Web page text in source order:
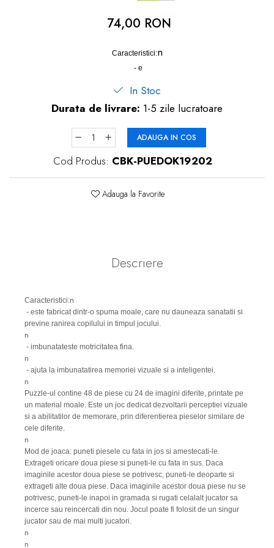
Produse îngrijire copii
74,00 RON
Caracteristici:n
- e
In Stoc
Durata de livrare: 1-5 zile lucratoare
ADAUGA IN COS
Cod Produs: CBK-PUEDOK19202
Adauga la Favorite
Descriere
Caracteristici:n
- este fabricat dintr-o spuma moale, care nu dauneaza sanatatii si
previne ranirea copilului in timpul jocului.
n
- imbunatateste motricitatea fina.
n
- ajuta la imbunatatirea memoriei vizuale si a inteligentei.
n
Puzzle-ul contine 48 de piese cu 24 de imagini diferite, printate pe
un material moale. Este un joc dedicat dezvoltarii perceptiei vizuale
si a abilitatilor de memorare, prin diferentierea pieselor similare de
cele diferite.
n
Mod de joaca: puneti piesele cu fata in jos si amestecati-le.
Extrageti oricare doua piese si puneti-le cu fata in sus. Daca
imaginile acestor doua piese se potrivesc, puneti-le deoparte si
extrageti alte doua piese. Daca imaginile acestor doua piese nu se
potrivesc, puneti-le inapoi in gramada si rugati celalalt jucator sa
incerce sau reincercati din nou. Jocul poate fi folosit de un singur
jucator sau de mai multi jucatori.
n
n